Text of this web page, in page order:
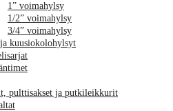
1” voimahylsy
1/2” voimahylsy
3/4” voimahylsy
kuusiokolohylsyt
pulttisakset ja putkileikkurit